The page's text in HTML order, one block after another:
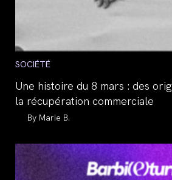
Post
SOCIÉTÉ
Une histoire du 8 mars : des
la récupération commerciale
Auteur/autrice
la
publication :
Marie B.